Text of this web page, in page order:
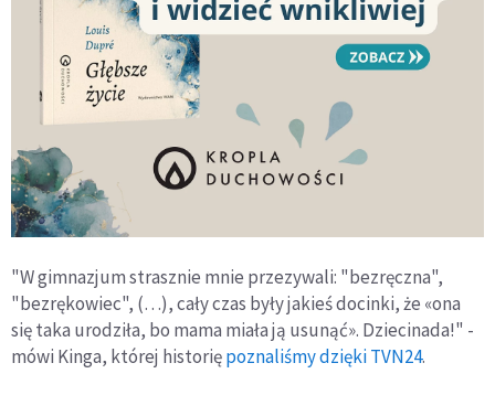
"W gimnazjum strasznie mnie przezywali: "bezręczna",
"bezrękowiec", (…), cały czas były jakieś docinki, że «ona
się taka urodziła, bo mama miała ją usunąć». Dziecinada!" -
mówi Kinga, której historiępoznaliśmy dzięki TVN24.